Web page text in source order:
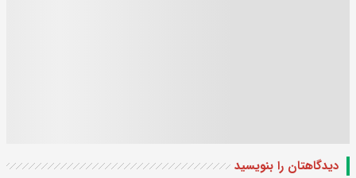
دیدگاهتان را بنویسید